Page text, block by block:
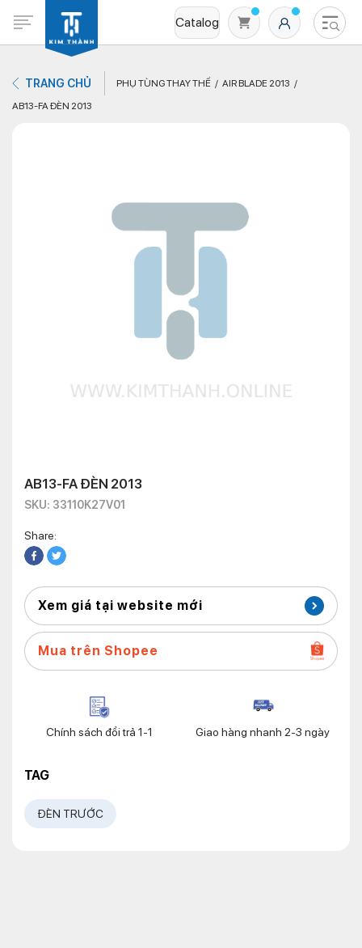
Catalog
Không có sản phẩm nào trong giỏ hàng
TRANG CHỦ PHỤ TÙNG THAY THẾ
AIR BLADE 2013
AB13-FA ĐÈN 2013
AB13-FA ĐÈN 2013
SKU: 33110K27V01
Share:
Xem giá tại website mới
Mua trên Shopee
Chính sách đổi trả 1-1 Giao hàng nhanh 2-3 ngày
TAG
ĐÈN TRƯỚC